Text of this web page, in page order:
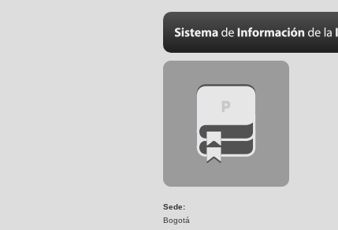
Sede:
Bogotá